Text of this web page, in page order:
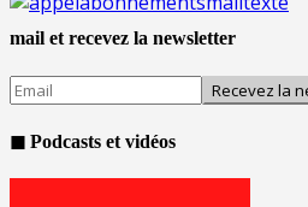
mail et recevez la newsletter
◼ Podcasts et vidéos